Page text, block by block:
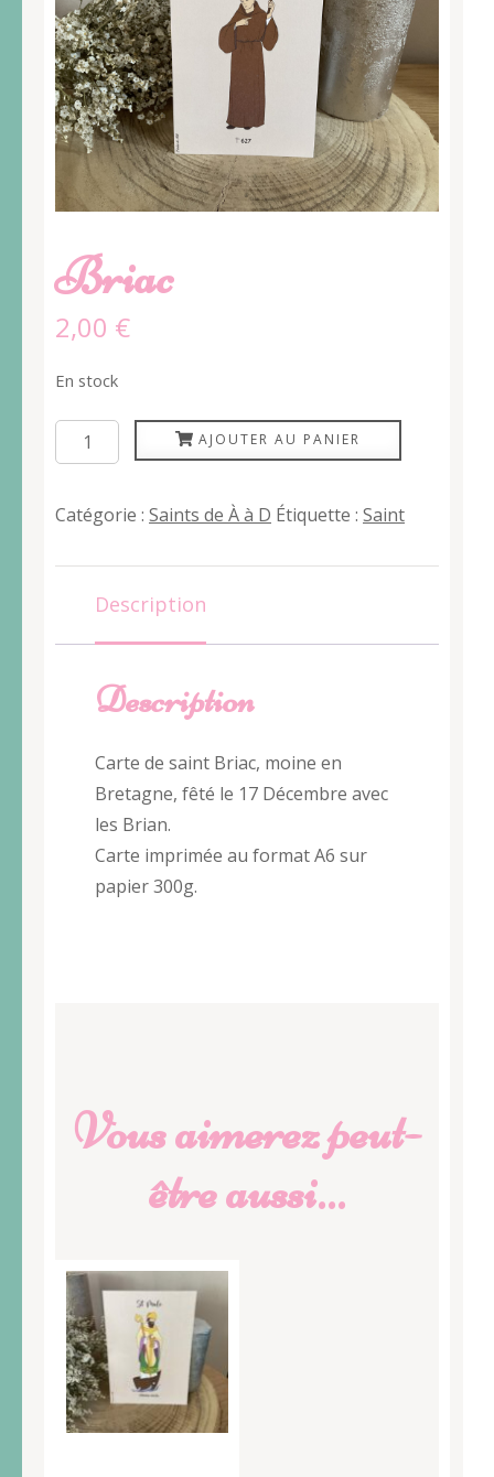
Briac
2,00 €
En stock
quantité
de
AJOUTER AU PANIER
Catégorie : Saints de À à D Étiquette : Saint
Description
Description
Carte de saint Briac, moine en
Bretagne, fêté le 17 Décembre avec
les Brian.
Carte imprimée au format A6 sur
papier 300g.
Vous aimerez peut-
être aussi…